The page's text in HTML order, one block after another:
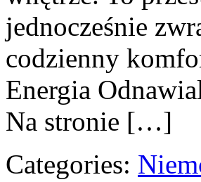
jednocześnie
codzienny
Energia
Na stronie […]
Categories: